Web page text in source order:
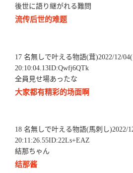
後世に語り継がれる難問
流传后世的难题
17 名無しで叶える物語(茸)2022/12/
20:10:04.13ID:Qwfj6QTk
全員見せ場あったな
大家都有精彩的场面啊
18 名無しで叶える物語(馬刺し)2022/
20:11:26.55ID:22Ls+EAZ
結那ちゃん
结那酱